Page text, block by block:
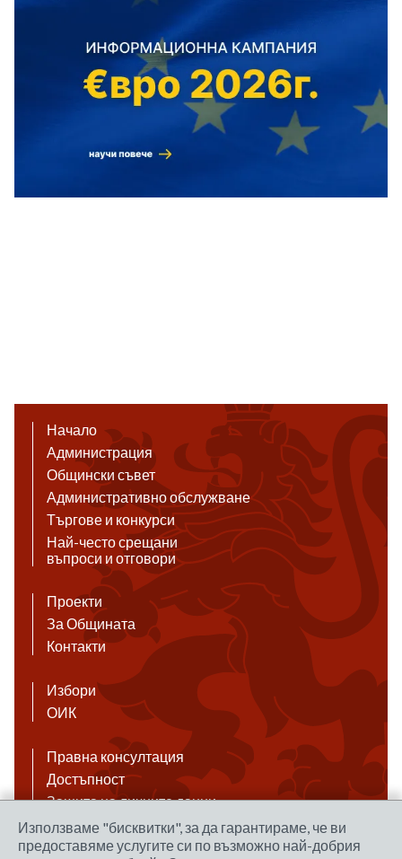
Начало
Администрация
Общински съвет
Административно обслужване
Търгове и конкурси
Най-често срещани
въпроси и отговори
Проекти
За Общината
Контакти
Избори
ОИК
Правна консултация
Достъпност
Защита на личните данни
Антикорупция
Връзки
Използваме "бисквитки", за да гарантираме, че ви
предоставяме услугите си по възможно най-добрия